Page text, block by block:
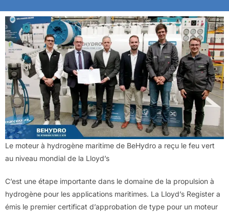
Le moteur à hydrogène maritime de BeHydro a reçu le feu vert
au niveau mondial de la Lloyd’s
C’est une étape importante dans le domaine de la propulsion à
hydrogène pour les applications maritimes. La Lloyd’s Register a
émis le premier certificat d’approbation de type pour un moteur